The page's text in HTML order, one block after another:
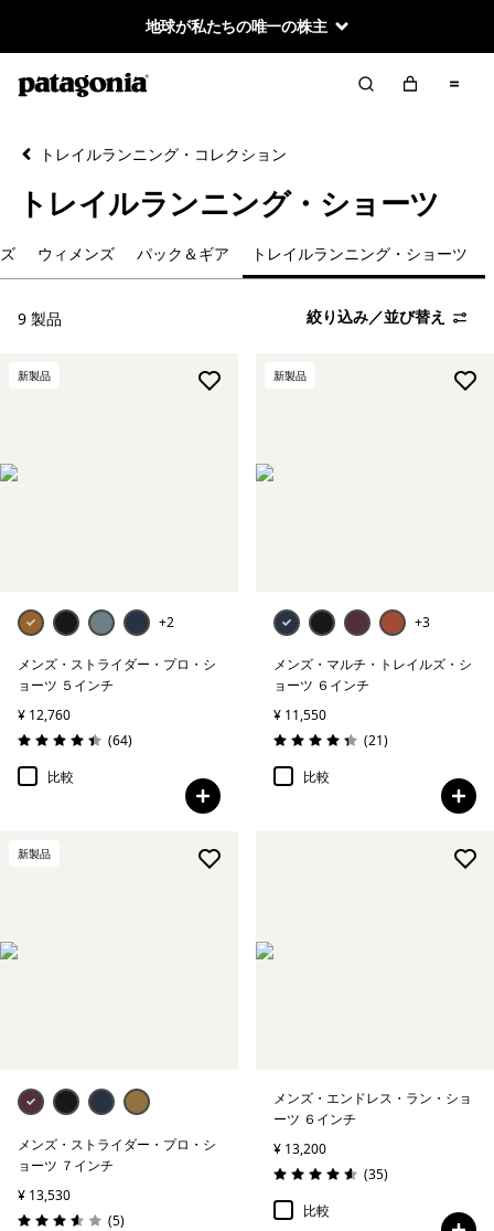
地球が私たちの唯一の株主
絞り込み／並び替え
絞り込み
カテゴリー
新着製品
メンズ
ウィメンズ
パック＆ギア
絞り込み
素材
絞り込み
フィット
トレイルランニング・コレクション
トレイルランニング・ショーツ
ウィメンズ パック＆ギア トレイルランニング・ショーツ
9 製品 絞り込み／並び替え
新製品
+2
メンズ・ストライダー・プロ・シ
ョーツ ５インチ
¥ 12,760
評価: 4.5 / 5
(64レビュー
)
比較
新製品
+3
メンズ・マルチ・トレイルズ・シ
ョーツ ６インチ
¥ 11,550
評価: 4.4 / 5
(21レビュー
)
比較
新製品
メンズ・ストライダー・プロ・シ
ョーツ ７インチ
¥ 13,530
(5レビュー
)
メンズ・エンドレス・ラン・ショ
ーツ ６インチ
¥ 13,200
評価: 4.6 / 5
(35レビュー
)
比較